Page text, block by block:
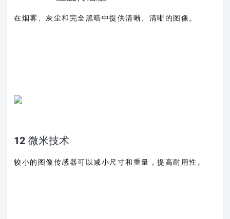
在烟雾、灰尘和完全黑暗中提供清晰、清晰的图像。
12 微米技术
较小的图像传感器可以减小尺寸和重量，提高耐用性。